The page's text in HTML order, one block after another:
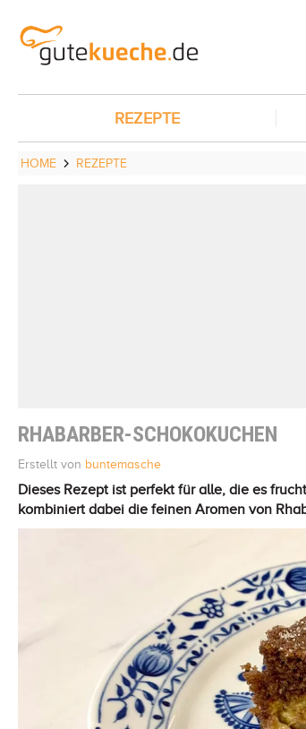
REZEPTE
HOME REZEPTE
RHABARBER-SCHOKOKUCHEN
Erstellt von buntemasche
Dieses Rezept ist perfekt für alle, die es
kombiniert dabei die feinen Aromen von